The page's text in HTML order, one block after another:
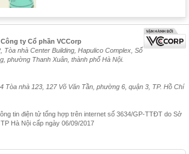
Công ty Cổ phần VCCorp
Tòa nhà Center Building, Hapulico Complex, Số
phường Thanh Xuân, thành phố Hà Nội.
Tòa nhà 123, 127 Võ Văn Tần, phường 6, quận 3, TP. Hồ Chí
tin điện tử tổng hợp trên internet số 3634/GP-TTĐT do Sở
Hà Nội cấp ngày 06/09/2017